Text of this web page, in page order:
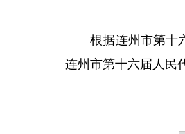
根据连州市第十六
连州市第十六届人民